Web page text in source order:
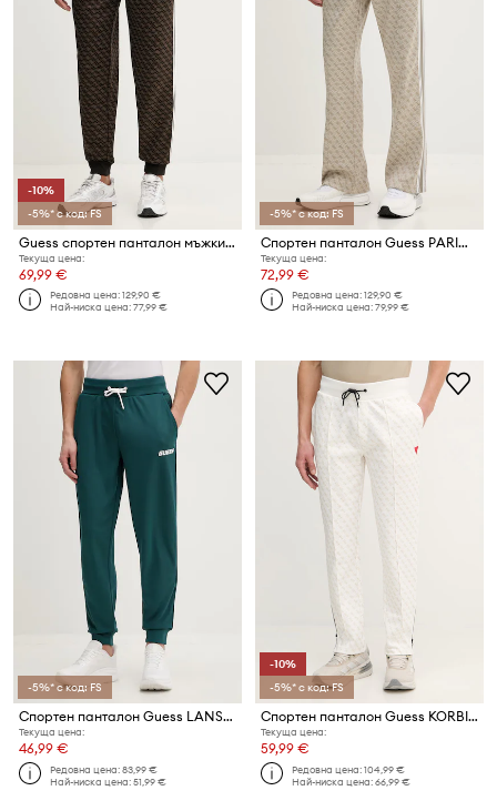
-10%
-5%* с код: FS
Guess спортен панталон мъжки PRIMO
Текуща цена:
69,99 €
Редовна цена:129,90 €
Най-ниска цена:77,99 €
-5%* с код: FS
Спортен панталон Guess PARIMO
Текуща цена:
72,99 €
Редовна цена:129,90 €
Най-ниска цена:79,99 €
-5%* с код: FS
Спортен панталон Guess LANSA
Текуща цена:
46,99 €
Редовна цена:83,99 €
Най-ниска цена:51,99 €
-10%
-5%* с код: FS
Спортен панталон Guess KORBIN
Текуща цена:
59,99 €
Редовна цена:104,99 €
Най-ниска цена:66,99 €